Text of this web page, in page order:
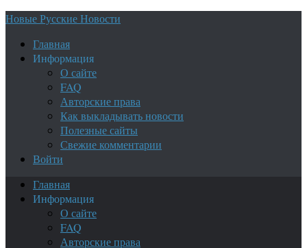
Новые Русские Новости
Главная
Информация
О сайте
FAQ
Авторские права
Как выкладывать новости
Полезные сайты
Свежие комментарии
Войти
Главная
Информация
О сайте
FAQ
Авторские права